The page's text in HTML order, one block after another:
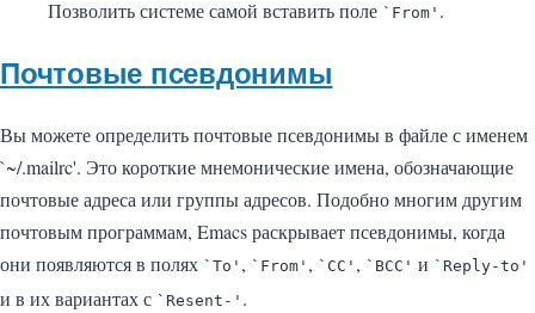
Позволить системе самой вставить поле `From' .
Почтовые псевдонимы
Вы можете определить почтовые псевдонимы в файле с именем
`~/.mailrc'. Это короткие мнемонические имена, обозначающие
почтовые адреса или группы адресов. Подобно многим другим
почтовым программам, Emacs раскрывает псевдонимы, когда
они появляются в полях `To' , `From' , `CC' , `BCC' и `Reply-to'
и в их вариантах с `Resent-' .